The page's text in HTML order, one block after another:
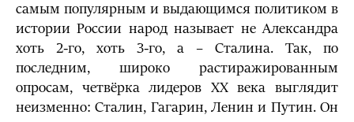
самым популярным и выдающимся политиком в
истории России народ называет не Александра
хоть 2-го, хоть 3-го, а – Сталина. Так, по
последним, широко растиражированным
опросам, четвёрка лидеров ХХ века выглядит
неизменно: Сталин, Гагарин, Ленин и Путин. Он